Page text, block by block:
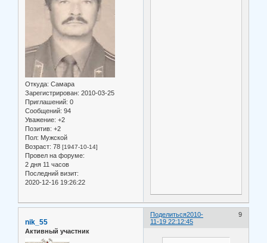
Откуда: Самара
Зарегистрирован: 2010-03-25
Приглашений: 0
Сообщений: 94
Уважение: +2
Позитив: +2
Пол: Мужской
Возраст: 78 [1947-10-14]
Провел на форуме:
2 дня 11 часов
Последний визит:
2020-12-16 19:26:22
Поделиться 9
2010-
11-19 22:12:45
nik_55
Активный участник